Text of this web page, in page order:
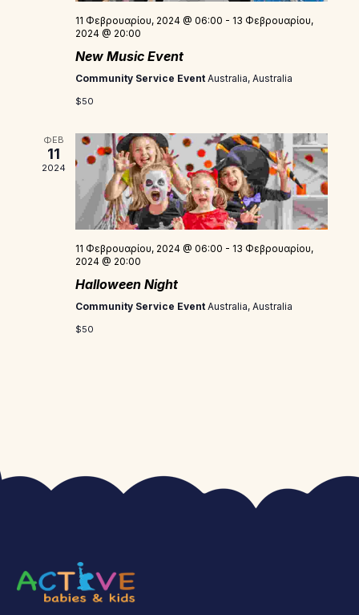
11 Φεβρουαρίου, 2024 @ 06:00 - 13 Φεβρουαρίου,
2024 @ 20:00
New Music Event
Community Service Event Australia, Australia
$50
ΦΕΒ
11
2024
11 Φεβρουαρίου, 2024 @ 06:00 - 13 Φεβρουαρίου,
2024 @ 20:00
Halloween Night
Community Service Event Australia, Australia
$50